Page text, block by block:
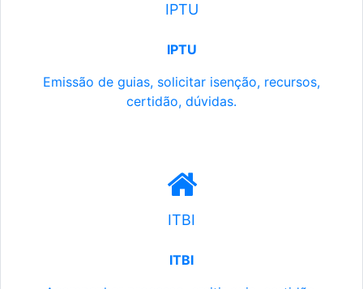
IPTU
IPTU
Emissão de guias, solicitar isenção, recursos,
certidão, dúvidas.
ITBI
ITBI